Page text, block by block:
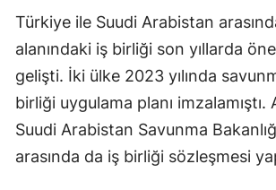
Türkiye ile Suudi Arabistan
alanındaki iş birliği son yıllarda
gelişti. İki ülke 2023 yılında
birliği uygulama planı imzalamıştı.
Suudi Arabistan Savunma
arasında da iş birliği sözleşmesi